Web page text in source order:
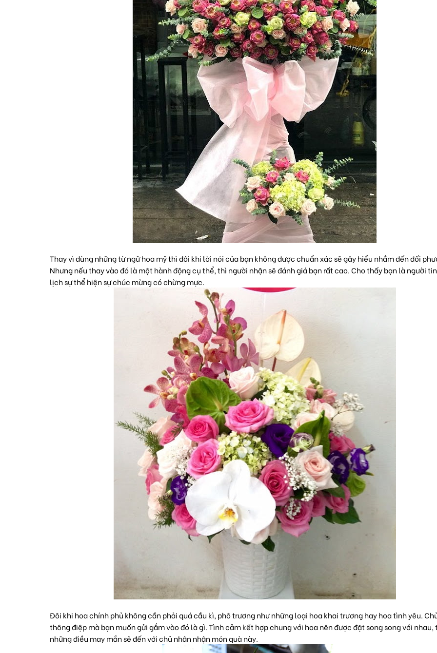
Thay vì dùng những từ ngữ hoa mỹ thì đôi khi lời nói của bạn không được chuẩn xác sẽ gây hiểu nhầm đến đối
Nhưng nếu thay vào đó là một hành động cụ thể, thì người nhận sẽ đánh giá bạn rất cao. Cho thấy bạn là người
lịch sự thể hiện sự chúc mừng có chừng mực.
Đôi khi hoa chính phủ không cần phải quá cầu kì, phô trương như những loại hoa khai trươnghayhoa tình yêu.
thông điệp mà bạn muốn gửi gắm vào đó là gì. Tình cảm kết hợp chung với hoa nên được đặt song song với nhau,
những điều may mắn sẽ đến với chủ nhân nhận món quà này.